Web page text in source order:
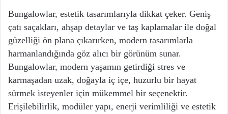
Bungalowlar, estetik tasarımlarıyla dikkat çeker. Geniş
çatı saçakları, ahşap detaylar ve taş kaplamalar ile doğal
güzelliği ön plana çıkarırken, modern tasarımlarla
harmanlandığında göz alıcı bir görünüm sunar.
Bungalowlar, modern yaşamın getirdiği stres ve
karmaşadan uzak, doğayla iç içe, huzurlu bir hayat
sürmek isteyenler için mükemmel bir seçenektir.
Erişilebilirlik, modüler yapı, enerji verimliliği ve estetik